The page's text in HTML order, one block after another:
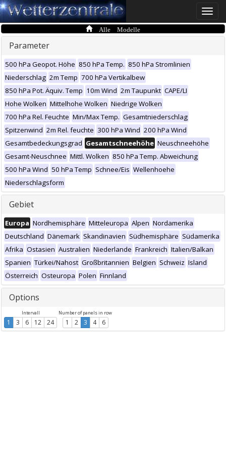
Toggle
Alle Modelle
Parameter
500 hPa Geopot. Höhe 850 hPa Temp. 850 hPa Stromlinien
Niederschlag 2m Temp 700 hPa Vertikalbew
850 hPa Pot. Äquiv. Temp 10m Wind 2m Taupunkt CAPE/LI
Hohe Wolken Mittelhohe Wolken Niedrige Wolken
700 hPa Rel. Feuchte Min/Max Temp. Gesamtniederschlag
Spitzenwind 2m Rel. feuchte 300 hPa Wind 200 hPa Wind
Gesamtbedeckungsgrad Gesamtschneehöhe Neuschneehöhe
Gesamt-Neuschnee Mittl. Wolken 850 hPa Temp. Abweichung
500 hPa Wind 50 hPa Temp Schnee/Eis Wellenhoehe
Niederschlagsform
Gebiet
Europa Nordhemisphäre Mitteleuropa Alpen Nordamerika
Deutschland Dänemark Skandinavien Südhemisphäre Südamerika
Afrika Ostasien Australien Niederlande Frankreich Italien/Balkan
Spanien Türkei/Nahost Großbritannien Belgien Schweiz Island
Österreich Osteuropa Polen Finnland
Options
Intervall
1 3 6 12 24
Number of panels in row
1 2 3 4 6